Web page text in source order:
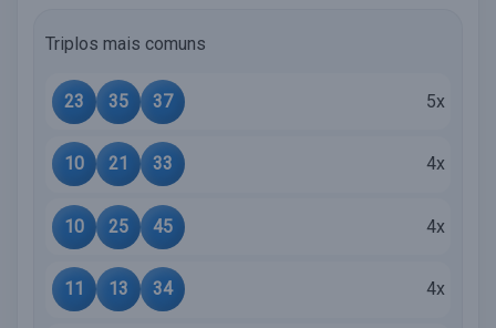
Triplos mais comuns
23 35 37 5x
10 21 33 4x
10 25 45 4x
11 13 34 4x